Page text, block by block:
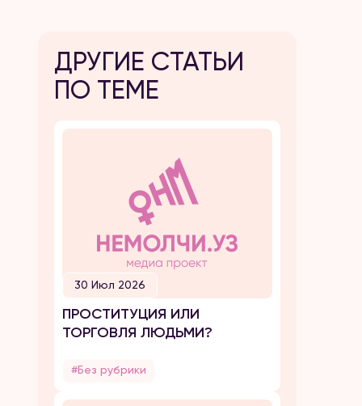
ДРУГИЕ СТАТЬИ
ПО ТЕМЕ
30 Июл 2026
ПРОСТИТУЦИЯ ИЛИ
ТОРГОВЛЯ ЛЮДЬМИ?
#Без рубрики